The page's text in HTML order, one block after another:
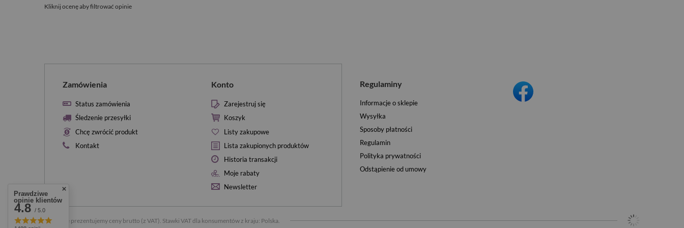
Kliknij ocenę aby filtrować opinie
Zamówienia
Status zamówienia
Śledzenie przesyłki
Chcę zwrócić produkt
Kontakt
Konto
Zarejestruj się
Koszyk
Listy zakupowe
Lista zakupionych produktów
Historia transakcji
Moje rabaty
Newsletter
Regulaminy
Informacje o sklepie
Wysyłka
Sposoby płatności
Regulamin
Polityka prywatności
Odstąpienie od umowy
W sklepie prezentujemy ceny brutto (z VAT). Stawki VAT dla konsumentów z kraju: Polska
Prawdziwe
opinie klientów
4.8 / 5.0